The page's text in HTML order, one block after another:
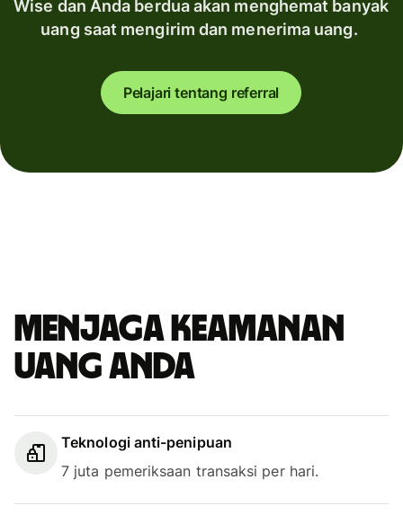
Wise dan Anda berdua akan menghemat banyak
uang saat mengirim dan menerima uang.
Pelajari tentang referral
Menjaga keamanan
uang Anda
Teknologi anti-penipuan
7 juta pemeriksaan transaksi per hari.